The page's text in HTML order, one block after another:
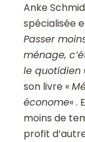
Anke
spécialisée
Passer
ménage,
le quotidien
son livre «
économe« .
moins de
profit